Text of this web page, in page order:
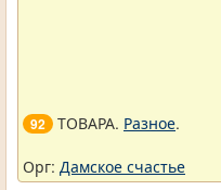
92 ТОВАРА. Разное.
Орг: Дамское счастье